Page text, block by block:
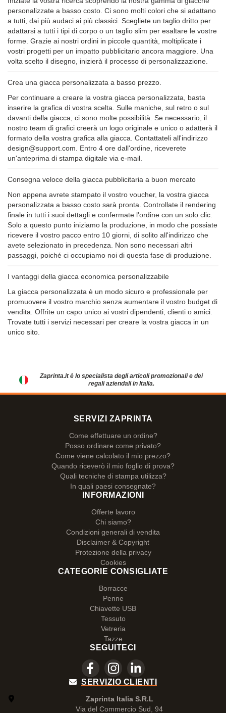
personalizzate a basso costo. Ci sono molti colori che si adattano
a tutti, dai più audaci ai più classici. Scegliete un taglio dritto per
adattarsi a tutti i tipi di corpo o un taglio slim per esaltare le vostre
forme. Grazie ai nostri ordini in piccole quantità, moltiplicate i
vostri progetti per un impatto pubblicitario ancora maggiore. Una
volta scelto il disegno, inizierà il processo di personalizzazione.
Crea una giacca personalizzata a basso prezzo.
Per continuare a creare la vostra giacca personalizzata, basta
inserire la grafica di vostra scelta. Sulle maniche, sul retro o sul
davanti della giacca, ci sono molte possibilità. Se necessario, il
nostro team di grafici creerà un logo originale e unico o adatterà il
formato della vostra grafica alla giacca. Contattateli all'indirizzo
design@support.com. Entro 4 ore dall'ordine, riceverete
un'anteprima di stampa digitale via e-mail.
Consegna veloce della giacca pubblicitaria a buon mercato
Non appena avrete stampato il vostro voucher, la vostra giacca
personalizzata a basso costo sarà pronta. Controllate il rendering
finale in tutti i suoi dettagli e confermate l'ordine con un solo clic.
Solo a questo punto iniziamo la produzione, in modo che possiate
ricevere il vostro pacco entro 10 giorni, di solito all'indirizzo che
avete selezionato in precedenza. Non sono necessari altri
passaggi, poiché ci occupiamo noi di questa fase di produzione.
I vantaggi della giacca economica personalizzabile
La giacca personalizzata è un modo sicuro e professionale per
promuovere il vostro marchio senza aumentare il vostro budget di
vendita. Offrite un capo unico ai vostri dipendenti, clienti o amici.
Trovate tutti i servizi necessari per creare la vostra giacca in un
unico sito.
Zaprinta.it è lo specialista degli articoli promozionali e dei
regali aziendali in Italia.
SERVIZI ZAPRINTA
Come effettuare un ordine?
Posso ordinare come privato?
Come viene calcolato il mio prezzo?
Quando riceverò il mio foglio di prova?
Quali tecniche di stampa utilizza?
In quali paesi consegnate?
INFORMAZIONI
Offerte lavoro
Chi siamo?
Condizioni generali di vendita
Disclaimer & Copyright
Protezione della privacy
Cookies
CATEGORIE CONSIGLIATE
Borracce
Penne
Chiavette USB
Tessuto
Vetreria
Tazze
SEGUITECI
SERVIZIO CLIENTI
Zaprinta Italia S.R.L
Via del Commercio Sud, 94